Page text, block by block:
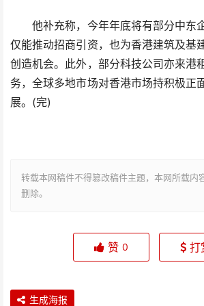
他补充称，今年年底将有部分中东
仅能推动招商引资，也为香港建筑及基
创造机会。此外，部分科技公司亦来港
务，全球多地市场对香港市场持积极正
展。(完)
转载本网稿件不得篡改稿件主题，本网所载内
删除。
赞 0 打
生成海报